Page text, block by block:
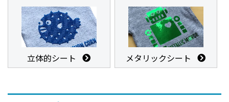
立体的シート メタリックシート